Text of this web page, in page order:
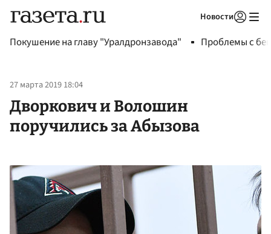
Новости
Покушение на главу "Уралдронзавода" Проблемы с
27 марта 2019 18:04
Дворкович и Волошин
поручились за Абызова